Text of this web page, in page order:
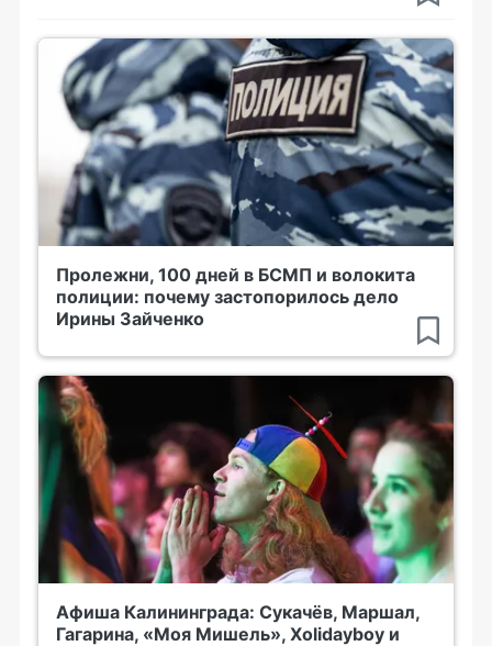
Пролежни, 100 дней в БСМП и волокита
полиции: почему застопорилось дело
Ирины Зайченко
Афиша Калининграда: Сукачёв, Маршал,
Гагарина, «Моя Мишель», Xolidayboy и